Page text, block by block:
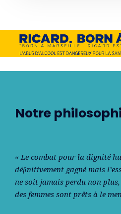
Notre
« Le combat pour la dignité
déﬁnitivement gagné mais
ne soit jamais perdu non
des femmes sont prêts à le